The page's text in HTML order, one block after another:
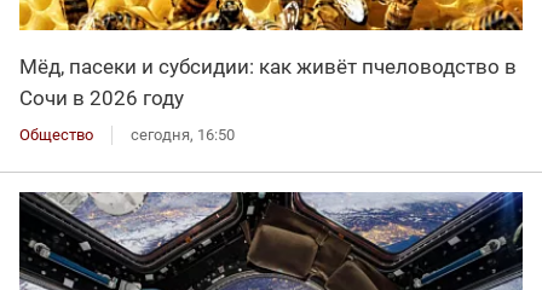
Мёд, пасеки и субсидии: как живёт пчеловодство в
Сочи в 2026 году
Общество сегодня, 16:50